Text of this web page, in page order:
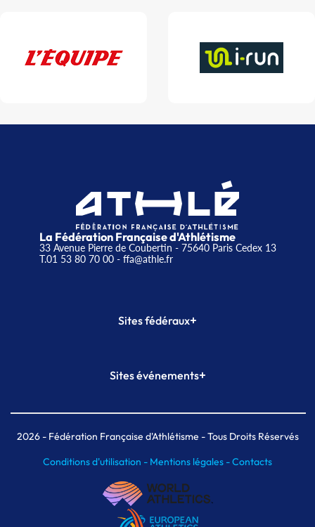
La Fédération Française d'Athlétisme
33 Avenue Pierre de Coubertin - 75640 Paris Cedex 13
T.01 53 80 70 00- ffa@athle.fr
Sites fédéraux+
Plateforme Formation
Sites événements+
Meeting de Paris indoor
MAIF Ekiden de Paris
2026- Fédération Française d'Athlétisme - Tous Droits Réservés
Conditions d'utilisation - Mentions légales -Contacts